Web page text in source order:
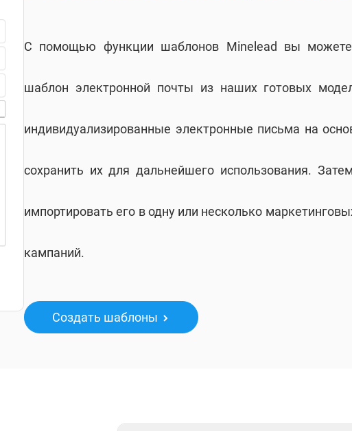
С помощью функции шаблонов Minelead вы можете
шаблон электронной почты из наших готовых
индивидуализированные электронные письма на
сохранить их для дальнейшего использования.
импортировать его в одну или несколько
кампаний.
Создать шаблоны